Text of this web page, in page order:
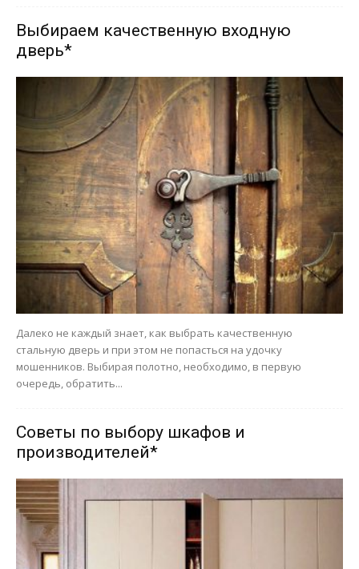
Выбираем качественную входную
дверь*
Далеко не каждый знает, как выбрать качественную
стальную дверь и при этом не попасться на удочку
мошенников. Выбирая полотно, необходимо, в первую
очередь, обратить...
Советы по выбору шкафов и
производителей*